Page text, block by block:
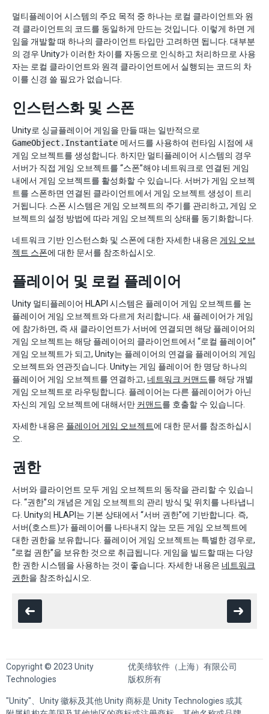
멀티플레이어 시스템의 주요 목적 중 하나는 로컬 클라이언트와 원
격 클라이언트의 코드를 동일하게 만드는 것입니다. 이렇게 하면 게
임을 개발할 때 하나의 클라이언트 타입만 고려하면 됩니다. 대부분
의 경우 Unity가 이러한 차이를 자동으로 인식하고 처리하므로 사용
자는 로컬 클라이언트와 원격 클라이언트에서 실행되는 코드의 차
이를 신경 쓸 필요가 없습니다.
인스턴스화 및 스폰
Unity로 싱글플레이어 게임을 만들 때는 일반적으로
GameObject.Instantiate 메서드를 사용하여 런타임 시점에 새
게임 오브젝트를 생성합니다. 하지만 멀티플레이어 시스템의 경우
서버가 직접 게임 오브젝트를 “스폰”해야 네트워크로 연결된 게임
내에서 게임 오브젝트를 활성화할 수 있습니다. 서버가 게임 오브젝
트를 스폰하면 연결된 클라이언트에서 게임 오브젝트 생성이 트리
거됩니다. 스폰 시스템은 게임 오브젝트의 주기를 관리하고, 게임 오
브젝트의 설정 방법에 따라 게임 오브젝트의 상태를 동기화합니다.
네트워크 기반 인스턴스화 및 스폰에 대한 자세한 내용은 게임 오브
젝트 스폰에 대한 문서를 참조하십시오.
플레이어 및 로컬 플레이어
Unity 멀티플레이어 HLAPI 시스템은 플레이어 게임 오브젝트를 논
플레이어 게임 오브젝트와 다르게 처리합니다. 새 플레이어가 게임
에 참가하면, 즉 새 클라이언트가 서버에 연결되면 해당 플레이어의
게임 오브젝트는 해당 플레이어의 클라이언트에서 “로컬 플레이어”
게임 오브젝트가 되고, Unity는 플레이어의 연결을 플레이어의 게임
오브젝트와 연관짓습니다. Unity는 게임 플레이어 한 명당 하나의
플레이어 게임 오브젝트를 연결하고, 네트워크 커맨드를 해당 개별
게임 오브젝트로 라우팅합니다. 플레이어는 다른 플레이어가 아닌
자신의 게임 오브젝트에 대해서만 커맨드를 호출할 수 있습니다.
자세한 내용은 플레이어 게임 오브젝트에 대한 문서를 참조하십시
오.
권한
서버와 클라이언트 모두 게임 오브젝트의 동작을 관리할 수 있습니
다. “권한”의 개념은 게임 오브젝트의 관리 방식 및 위치를 나타냅니
다. Unity의 HLAPI는 기본 상태에서 “서버 권한”에 기반합니다. 즉,
서버(호스트)가 플레이어를 나타내지 않는 모든 게임 오브젝트에
대한 권한을 보유합니다. 플레이어 게임 오브젝트는 특별한 경우로,
“로컬 권한”을 보유한 것으로 취급됩니다. 게임을 빌드할 때는 다양
한 권한 시스템을 사용하는 것이 좋습니다. 자세한 내용은 네트워크
권한을 참조하십시오.
Copyright © 2023 Unity
Technologies
优美缔软件（上海）有限公司
版权所有
"Unity"、Unity 徽标及其他 Unity 商标是 Unity Technologies 或其